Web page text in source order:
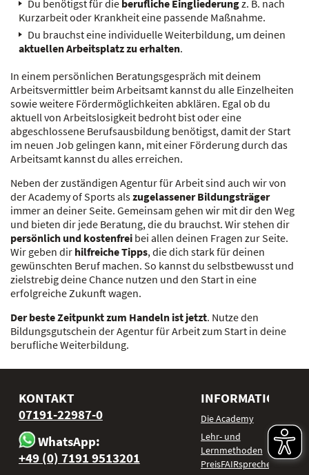
Du benötigst für die berufliche Eingliederungz. B. nach
Kurzarbeit oder Krankheit eine passende Maßnahme.
Du brauchst eine individuelle Weiterbildung, um deinen
aktuellen Arbeitsplatz zu erhalten.
In einem persönlichen Beratungsgespräch mit deinem
Arbeitsvermittler beim Arbeitsamt kannst du alle Einzelheiten
sowie weitere Fördermöglichkeiten abklären. Egal ob du
aktuell von Arbeitslosigkeit bedroht bist oder eine
abgeschlossene Berufsausbildung benötigst, damit der Start
im neuen Job gelingen kann, mit einer Förderung durch das
Arbeitsamt kannst du alles erreichen.
Neben der zuständigen Agentur für Arbeit sind auch wir von
der Academy of Sports alszugelassener Bildungsträger
immer an deiner Seite. Gemeinsam gehen wir mit dir den Weg
und bieten dir jede Beratung, die du brauchst. Wir stehen dir
persönlich und kostenfrei bei allen deinen Fragen zur Seite.
Wir geben dir hilfreiche Tipps, die dich stark für deinen
gewünschten Beruf machen. So kannst du selbstbewusst und
zielstrebig deine Chance nutzen und den Start in eine
erfolgreiche Zukunft wagen.
Der beste Zeitpunkt zum Handeln ist jetzt. Nutze den
Bildungsgutschein der Agentur für Arbeit zum Start in deine
berufliche Weiterbildung.
KONTAKT
07191-22987-0
WhatsApp:
+49 (0) 7191 9513201
INFORMATIONEN
Die Academy
Lehr- und
Lernmethoden
PreisFAIRsprechen